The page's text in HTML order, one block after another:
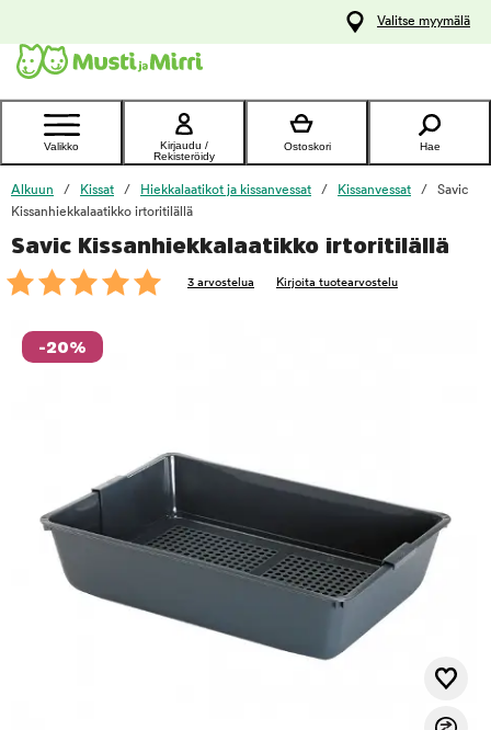
Ota yhteyttä
asiakaspalveluun
Valitse myymälä
Valikko
Kirjaudu /
Rekisteröidy
Ostoskori Hae
Alkuun Kissat Hiekkalaatikot ja kissanvessat Kissanvessat
Savic
Kissanhiekkalaatikko irtoritilällä
Savic Kissanhiekkalaatikko irtoritilällä
3 arvostelua Kirjoita tuotearvostelu
-20%
foo